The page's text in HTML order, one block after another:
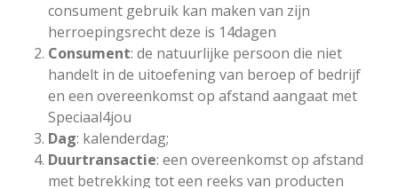
consument gebruik kan maken van zijn
herroepingsrecht deze is 14dagen
Consument: de natuurlijke persoon die niet
handelt in de uitoefening van beroep of bedrijf
en een overeenkomst op afstand aangaat met
Speciaal4jou
Dag: kalenderdag;
Duurtransactie: een overeenkomst op afstand
met betrekking tot een reeks van producten